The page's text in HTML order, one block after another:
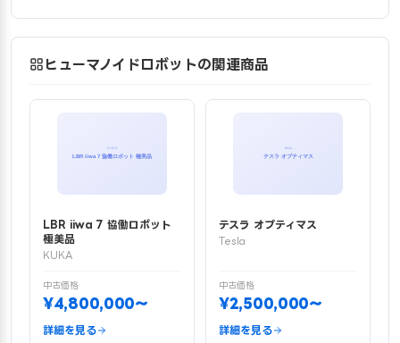
ヒューマノイドロボットの関連商品
LBR iiwa 7 協働ロボット
極美品
KUKA
中古価格
¥4,800,000〜
詳細を見る
テスラ オプティマス
Tesla
中古価格
¥2,500,000〜
詳細を見る